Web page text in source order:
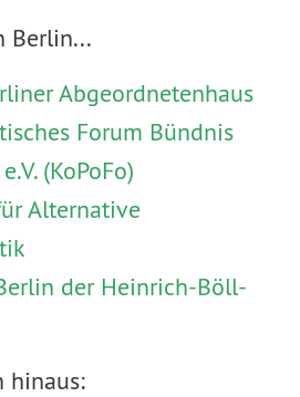
Berlin...
Abgeordnetenhaus
Forum Bündnis
(KoPoFo)
Alternative
der Heinrich-Böll-
hinaus: